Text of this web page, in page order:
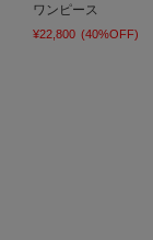
ワンピース
¥22,800 (40%OFF)